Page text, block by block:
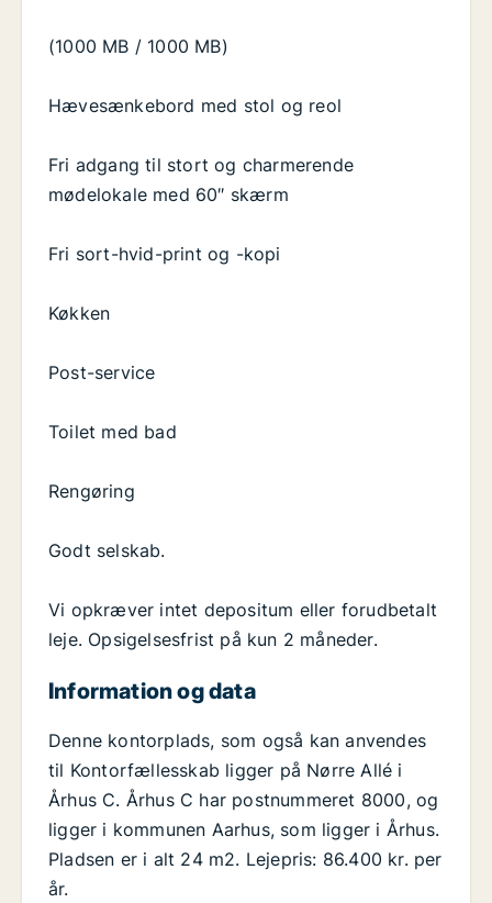
(1000 MB / 1000 MB)
Hævesænkebord med stol og reol
Fri adgang til stort og charmerende
mødelokale med 60″ skærm
Fri sort-hvid-print og -kopi
Køkken
Post-service
Toilet med bad
Rengøring
Godt selskab.
Vi opkræver intet depositum eller forudbetalt
leje. Opsigelsesfrist på kun 2 måneder.
Information og data
Denne kontorplads, som også kan anvendes
til Kontorfællesskab ligger på Nørre Allé i
Århus C. Århus C har postnummeret 8000, og
ligger i kommunen Aarhus, som ligger i Århus.
Pladsen er i alt 24 m2. Lejepris: 86.400 kr. per
år.